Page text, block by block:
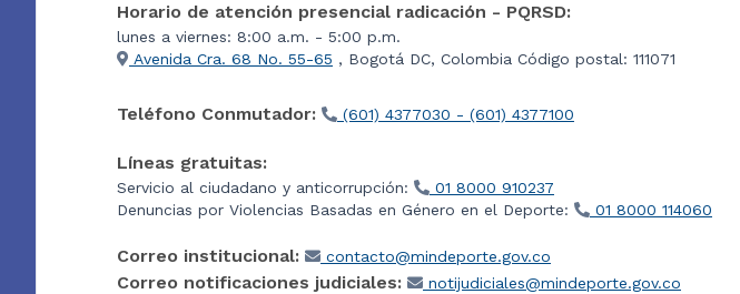
Horario de atención presencial radicación - PQRSD:
lunes a viernes: 8:00 a.m. - 5:00 p.m.
Avenida Cra. 68 No. 55-65 , Bogotá DC, Colombia Código postal: 111071
Teléfono Conmutador: (601) 4377030 - (601) 4377100
Líneas gratuitas:
Servicio al ciudadano y anticorrupción:
01 8000 910237
Denuncias por Violencias Basadas en Género en el Deporte:
01 8000 114060
Correo institucional: contacto@mindeporte.gov.co
Correo notificaciones judiciales: notijudiciales@mindeporte.gov.co